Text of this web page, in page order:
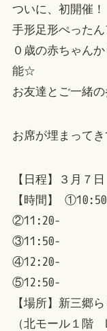
ついに、初開催！
手形足形ぺった
０歳の赤ちゃん
能☆
お友達とご一緒
お席が埋まって
【日程】３月７
【時間】
②11:20-
③11:50-
④12:20-
⑤12:50-
【場所】新三郷
（北モール１階